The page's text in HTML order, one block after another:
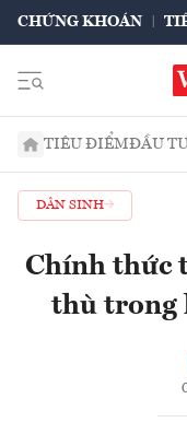
CHỨNG KHOÁN
TIÊU ĐIỂMĐẦU
DÂN SINH
Chính thức
thù trong